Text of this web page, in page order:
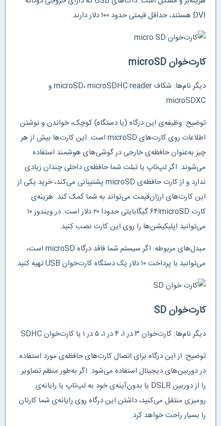
DVI هستند، حداقل قیمتی حدود ۱۰۰ دلار دارند.
کارت‌خوان microSD
دیگر نام‌ها: شکاف microSD، microSDHC reader و
microSDXC
توضیح: وظیفه‌ی این درگاه (یا دستگاه) کوچک، خواندن و نوشتن
اطلاعات روی کارت‌های microSD است. این کارت‌ها بیش از هر
چیز به‌عنوان حافظه‌ی خارجی در گوشی‌های هوشمند استفاده
می‌شوند. اگر لپ‌تاپ یا تبلت شما حافظه‌ی داخلی چندان زیادی
ندارد و از کارت حافظه‌ی microSD پشتیبانی می‌کند، خرید یکی از
این کارت‌های ارزان‌قیمت می‌تواند به شما کمک کند. هزینه‌ی
کارت microSDا۶۴ گیگابایتی حدودا ۲۰ دلار است. در ویندوز ۱۰
می‌توانید اپلیکیشن‌ها را روی این کارت نصب کنید.
مبدل‌های مربوطه: اگر سیستم شما فاقد درگاه microSD است،
می‌توانید با پرداخت ۱۰ دلار یک دستگاه کارت‌خوان USB تهیه کنید.
کارت‌خوان SD
دیگر نام‌ها: کارت‌خوان ۳ در ۱، ۴ در ۱، ۵ در ۱ یا کارت‌خوان SDHC
توضیح: از این درگاه برای اتصال کارت‌های حافظه‌ی مورد استفاده
در دوربین‌های دیجیتال استفاده می‌شود. اگر به‌طور منظم تصاویر
را از دوربین DSLR یا بدون‌آینه‌ی خود به لپ‌تاپ یا رایانه‌ی
رومیزی‌ منتقل می‌کنید، داشتن این درگاه روی رایانه‌ی شما کارتان
را بسیار راحت خواهد کرد.